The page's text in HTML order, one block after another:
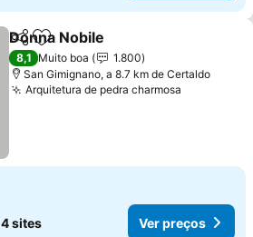
PartilharAdicionar aos favoritos
Donna Nobile
8,1 Muito boa
1.800
San Gimignano, a 8.7 km de Certaldo
Arquitetura de pedra charmosa
4 sites Ver preços